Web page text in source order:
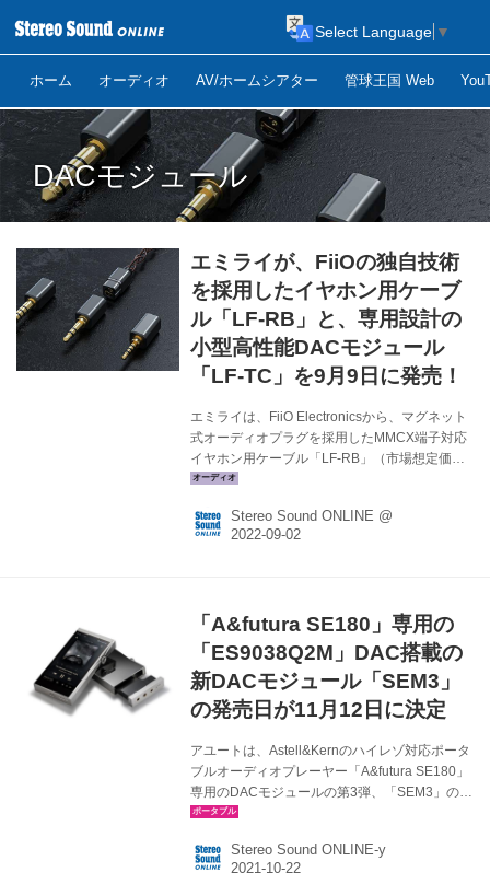
ホーム オーディオ AV/ホームシアター 管球王国 Web
Select Language ▼
DACモジュール
エミライが、FiiOの独自技術
を採用したイヤホン用ケーブ
ル「LF-RB」と、専用設計の
小型高性能DACモジュール
「LF-TC」を9月9日に発売！
エミライは、FiiO Electronicsから、マグネット
式オーディオプラグを採用したMMCX端子対応
イヤホン用ケーブル「LF-RB」（市場想定価格
￥8,470前後）の取り扱いを開始する。同時に、
定価格￥6,820前後）も登場予定だ。発売はどち
らも9月9日。 LF-RBは、MMCX端子が装着され
2.5mm/3.5mm/4.4mmプラグの交換を素早く簡
単にかつ確実に行うことができる。 その主な特
長は以下の通り。 ●特許...
Stereo Sound ONLINE @
「A&futura SE180」専用の
「ES9038Q2M」DAC搭載の
新DACモジュール「SEM3」
の発売日が11月12日に決定
アユートは、Astell&Kernのハイレゾ対応ポータ
ブルオーディオプレーヤー「A&futura SE180」
専用のDACモジュールの第3弾、「SEM3」の発
売日が11月12日になったと発表した。価格は
の「ES9038Q2M」DACチップをクワッド、つ
まり4基内蔵した専用モジュール。チャンネル当
Stereo Sound ONLINE-y